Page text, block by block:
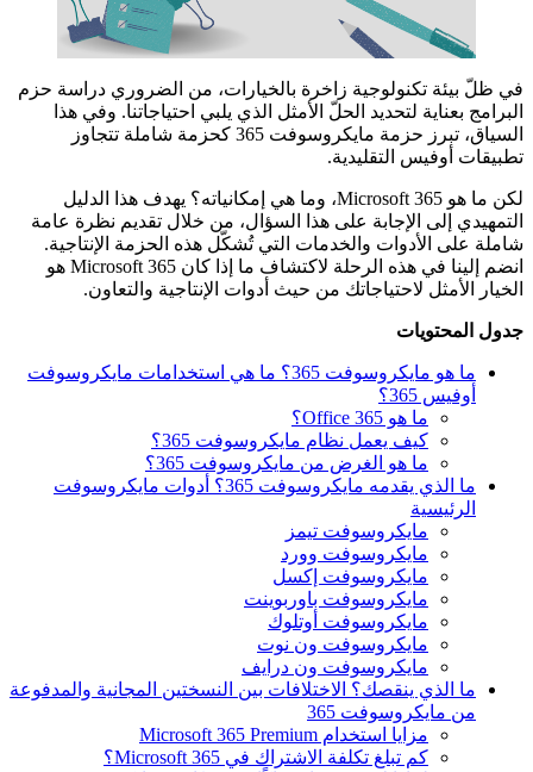
في ظلّ بيئة تكنولوجية زاخرة بالخيارات، من الضروري دراسة حزم
البرامج بعناية لتحديد الحلّ الأمثل الذي يلبي احتياجاتنا. وفي هذا
السياق، تبرز حزمة مايكروسوفت 365 كحزمة شاملة تتجاوز
تطبيقات أوفيس التقليدية.
لكن ما هو Microsoft 365، وما هي إمكانياته؟ يهدف هذا الدليل
التمهيدي إلى الإجابة على هذا السؤال، من خلال تقديم نظرة عامة
شاملة على الأدوات والخدمات التي تُشكّل هذه الحزمة الإنتاجية.
انضم إلينا في هذه الرحلة لاكتشاف ما إذا كان Microsoft 365 هو
الخيار الأمثل لاحتياجاتك من حيث أدوات الإنتاجية والتعاون.
جدول المحتويات
ما هو مايكروسوفت 365؟ ما هي استخدامات مايكروسوفت
أوفيس 365؟
ما هو Office 365؟
كيف يعمل نظام مايكروسوفت 365؟
ما هو الغرض من مايكروسوفت 365؟
ما الذي يقدمه مايكروسوفت 365؟ أدوات مايكروسوفت
الرئيسية
مايكروسوفت تيمز
مايكروسوفت وورد
مايكروسوفت إكسل
مايكروسوفت باوربوينت
مايكروسوفت أوتلوك
مايكروسوفت ون نوت
مايكروسوفت ون درايف
ما الذي ينقصك؟ الاختلافات بين النسختين المجانية والمدفوعة
من مايكروسوفت 365
مزايا استخدام Microsoft 365 Premium
كم تبلغ تكلفة الاشتراك في Microsoft 365؟